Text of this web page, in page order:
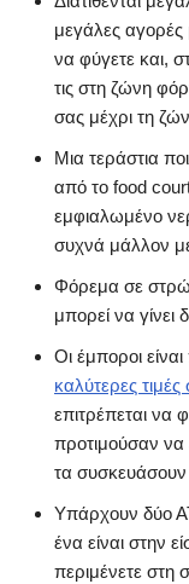
μεγάλες αγορές
να φύγετε και,
τις στη ζώνη
σας μέχρι τη
Μια τεράστια
από το food
εμφιαλωμένο
συχνά μάλλον
Φόρεμα σε
μπορεί να
Οι έμποροι
καλύτερες
επιτρέπεται να
προτιμούσαν
τα
Υπάρχουν δύο
ένα είναι στην
περιμένετε στη